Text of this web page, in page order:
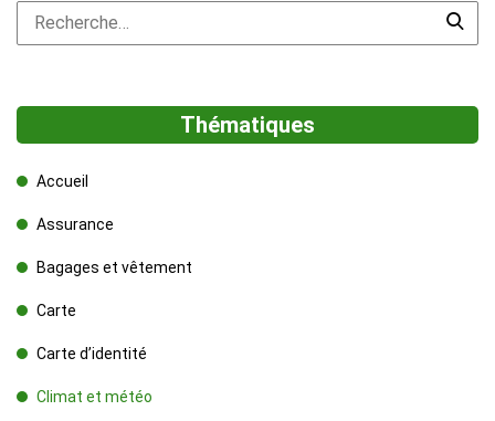
Thématiques
Accueil
Assurance
Bagages et vêtement
Carte
Carte d’identité
Climat et météo